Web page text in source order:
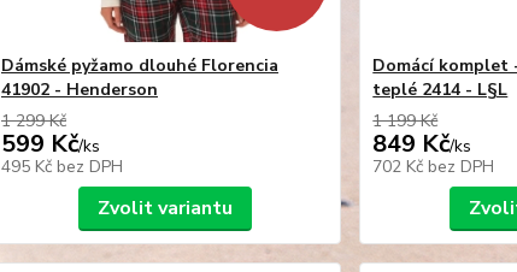
Dámské pyžamo dlouhé Florencia
41902 - Henderson
1 299 Kč
599 Kč/ks
495 Kč bez DPH
Zvolit variantu
Domácí komplet
teplé 2414 - L§L
1 199 Kč
849 Kč/ks
702 Kč bez DPH